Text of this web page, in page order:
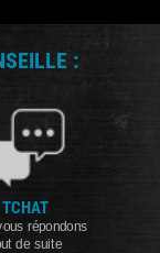
:
TCHAT
répondons
de suite